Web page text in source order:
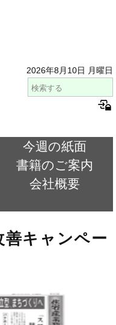
2026年8月10日 月曜日
今週の紙面
書籍のご案内
会社概要
善キャンペー